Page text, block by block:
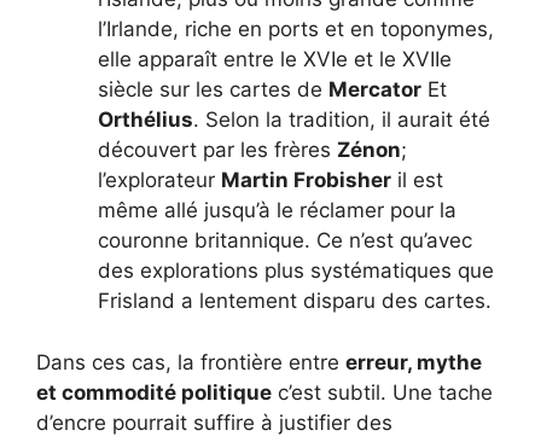
l’Irlande, riche en ports et en toponymes,
elle apparaît entre le XVIe et le XVIIe
siècle sur les cartes de Mercator Et
Orthélius. Selon la tradition, il aurait été
découvert par les frères Zénon;
l’explorateur Martin Frobisher il est
même allé jusqu’à le réclamer pour la
couronne britannique. Ce n’est qu’avec
des explorations plus systématiques que
Frisland a lentement disparu des cartes.
Dans ces cas, la frontière entre erreur, mythe
et commodité politique c’est subtil. Une tache
d’encre pourrait suffire à justifier des